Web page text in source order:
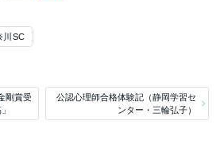
川SC
剛賞受
公認心理師合格体験記（静岡学習セ
ンター・三輪弘子）